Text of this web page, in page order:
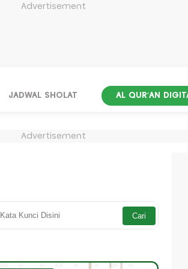
Advertisement
JADWAL SHOLAT AL QUR'AN
Advertisement